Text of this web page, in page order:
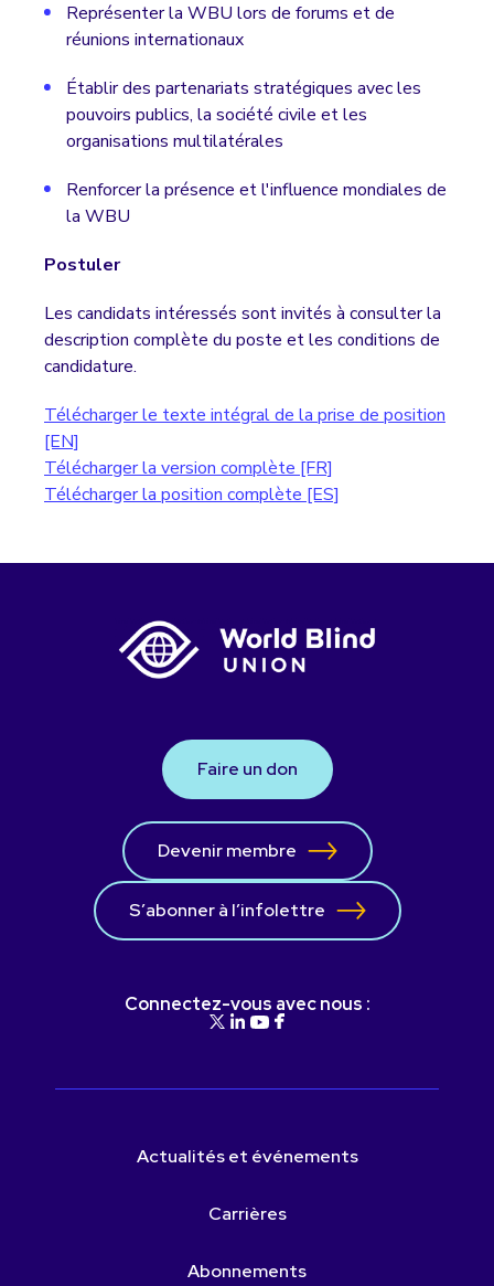
Représenter la WBU lors de forums et de
réunions internationaux
Établir des partenariats stratégiques avec les
pouvoirs publics, la société civile et les
organisations multilatérales
Renforcer la présence et l'influence mondiales de
la WBU
Postuler
Les candidats intéressés sont invités à consulter la
description complète du poste et les conditions de
candidature.
Télécharger le texte intégral de la prise de position
[EN]
Télécharger la version complète [FR]
Télécharger la position complète [ES]
Faire un don
Devenir membre
S’abonner à l’infolettre
Connectez-vous avec nous :
Actualités et événements
Carrières
Abonnements